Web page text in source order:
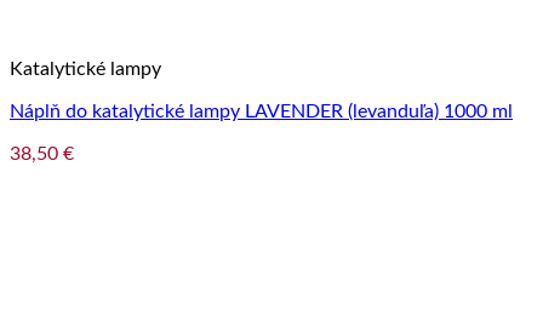
Katalytické lampy
Náplň do katalytické lampy LAVENDER (levanduľa) 1000 ml
38,50 €